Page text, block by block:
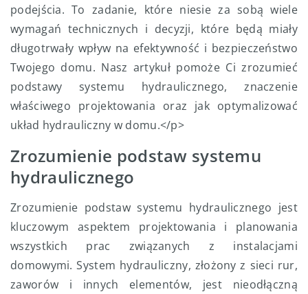
podejścia. To zadanie, które niesie za sobą wiele
wymagań technicznych i decyzji, które będą miały
długotrwały wpływ na efektywność i bezpieczeństwo
Twojego domu. Nasz artykuł pomoże Ci zrozumieć
podstawy systemu hydraulicznego, znaczenie
właściwego projektowania oraz jak optymalizować
układ hydrauliczny w domu.</p>
Zrozumienie podstaw systemu
hydraulicznego
Zrozumienie podstaw systemu hydraulicznego jest
kluczowym aspektem projektowania i planowania
wszystkich prac związanych z instalacjami
domowymi. System hydrauliczny, złożony z sieci rur,
zaworów i innych elementów, jest nieodłączną